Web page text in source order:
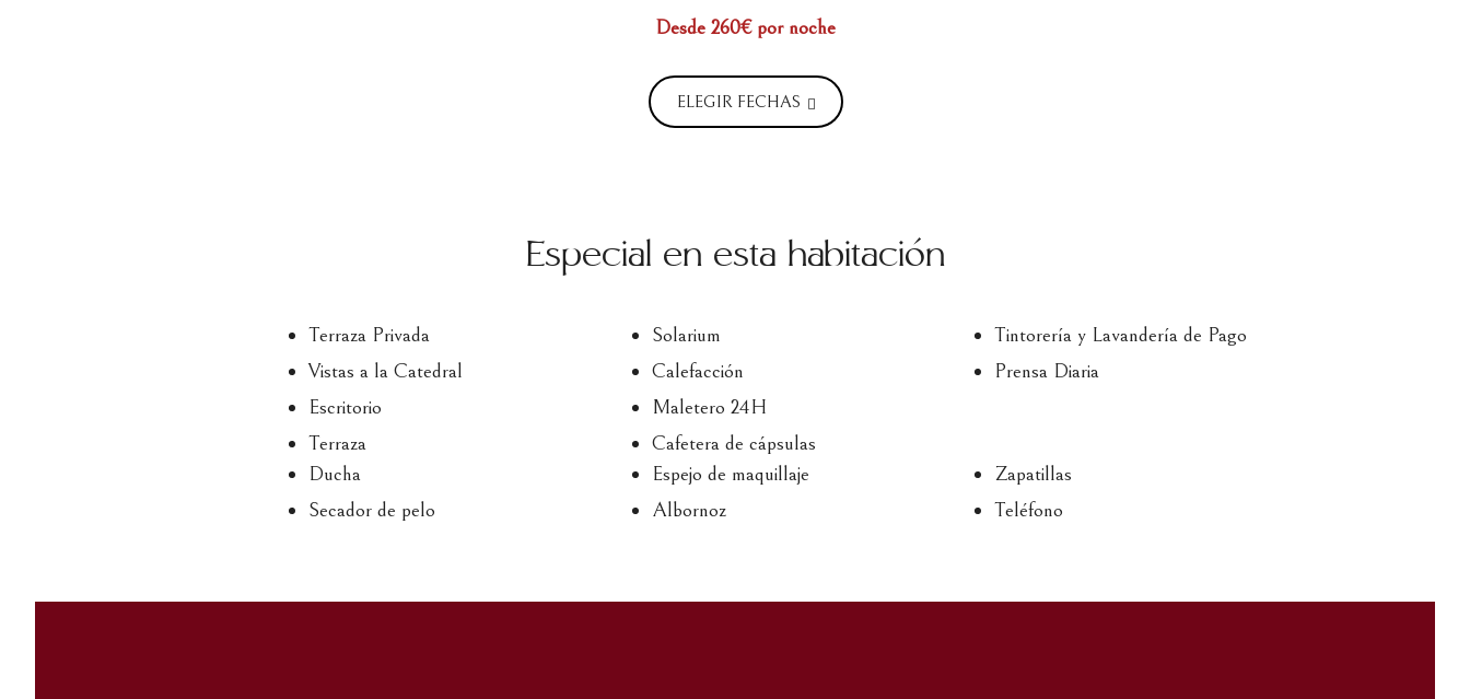
Desde 260€por noche
ELEGIR FECHAS
Especial en esta habitación
Terraza Privada
Vistas a la Catedral
Escritorio
Terraza
Solarium
Calefacción
Maletero 24H
Cafetera de cápsulas
Tintorería y Lavandería de Pago
Prensa Diaria
Ducha
Secador de pelo
Espejo de maquillaje
Albornoz
Zapatillas
Teléfono